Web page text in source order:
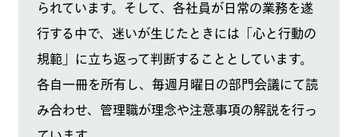
られています。そして、各社員が日常の業務を遂
行する中で、迷いが生じたときには「心と行動の
規範」に立ち返って判断することとしています。
各自一冊を所有し、毎週月曜日の部門会議にて読
み合わせ、管理職が理念や注意事項の解説を行っ